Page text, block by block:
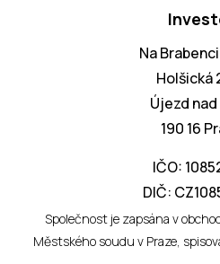
Na
Holšická
Újezd
190 16
IČO:
DIČ:
Společnost je zapsána v
Městského soudu v Praze,